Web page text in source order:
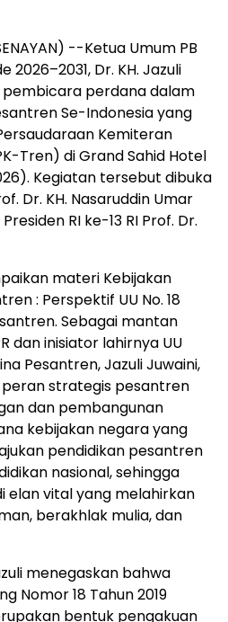
--Ketua Umum PB
2026–2031, Dr. KH. Jazuli
perdana dalam
Se-Indonesia yang
Kemiteran
Tren) di Grand Sahid Hotel
Kegiatan tersebut dibuka
Dr. KH. Nasaruddin Umar
RI ke-13 RI Prof. Dr.
materi Kebijakan
: Perspektif UU No. 18
Sebagai mantan
dan inisiator lahirnya UU
Pesantren, Jazuli Juwaini,
strategis pesantren
dan pembangunan
kebijakan negara yang
pendidikan pesantren
nasional, sehingga
elan vital yang melahirkan
berakhlak mulia, dan
menegaskan bahwa
Nomor 18 Tahun 2019
bentuk pengakuan